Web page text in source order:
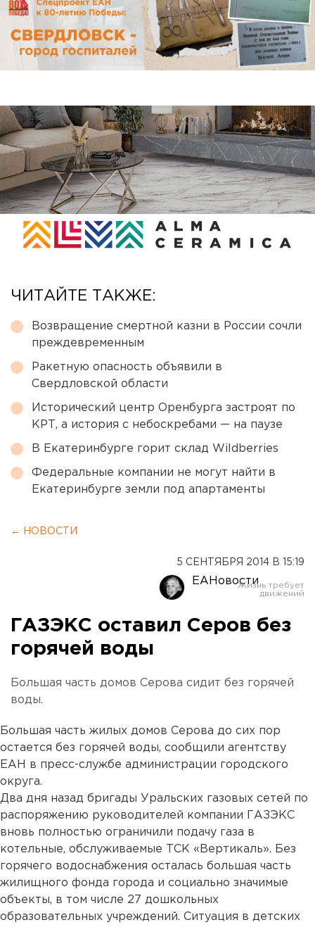
ЧИТАЙТЕ ТАКЖЕ:
Возвращение смертной казни в России сочли
преждевременным
Ракетную опасность объявили в
Свердловской области
Исторический центр Оренбурга застроят по
КРТ, а история с небоскребами — на паузе
В Екатеринбурге горит склад Wildberries
Федеральные компании не могут найти в
Екатеринбурге земли под апартаменты
← НОВОСТИ
5 СЕНТЯБРЯ 2014 В 15:19
ЕАНовости
ГАЗЭКС оставил Серов без
горячей воды
Большая часть домов Серова сидит без горячей
воды.
Большая часть жилых домов Серова до сих пор
остается без горячей воды, сообщили агентству
ЕАН в пресс-службе администрации городского
округа.
Два дня назад бригады Уральских газовых сетей по
распоряжению руководителей компании ГАЗЭКС
вновь полностью ограничили подачу газа в
котельные, обслуживаемые ТСК «Вертикаль». Без
горячего водоснабжения осталась большая часть
жилищного фонда города и социально значимые
объекты, в том числе 27 дошкольных
образовательных учреждений. Ситуация в детских